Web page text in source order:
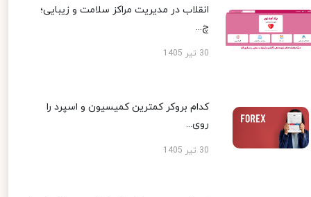
انقلاب در مدیریت مراکز سلامت و زیبایی؛
چ...
30 تیر 1405
کدام بروکر کمترین کمیسیون و اسپرد را
روی...
30 تیر 1405